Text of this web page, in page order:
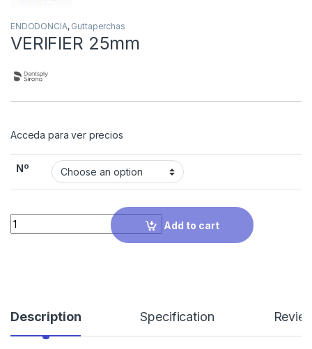
ENDODONCIA, Guttaperchas
VERIFIER 25mm
Acceda para ver precios
Nº
Quantity
Add to cart
Description Specification